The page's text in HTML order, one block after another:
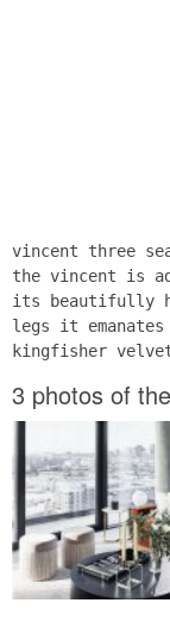
vincent three
the vincent is
its beautifully
legs it emanates
kingfisher
3 photos of